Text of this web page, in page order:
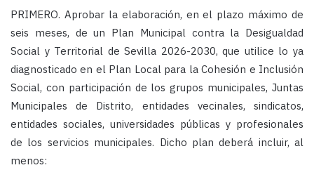
PRIMERO. Aprobar la elaboración, en el plazo máximo de
seis meses, de un Plan Municipal contra la Desigualdad
Social y Territorial de Sevilla 2026-2030, que utilice lo ya
diagnosticado en el Plan Local para la Cohesión e Inclusión
Social, con participación de los grupos municipales, Juntas
Municipales de Distrito, entidades vecinales, sindicatos,
entidades sociales, universidades públicas y profesionales
de los servicios municipales. Dicho plan deberá incluir, al
menos: